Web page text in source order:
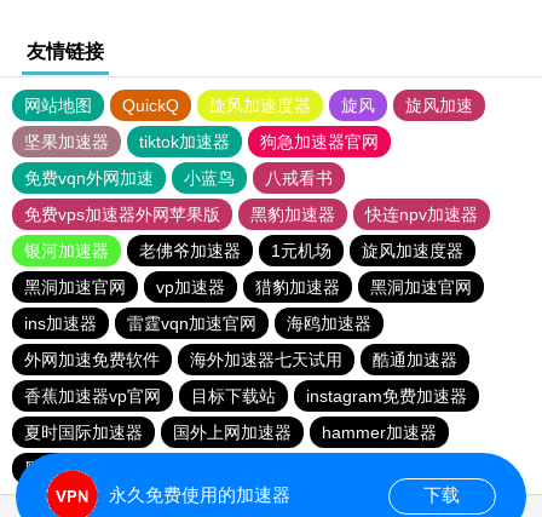
友情链接
网站地图 QuickQ 旋风加速度器 旋风
旋风加速
坚果加速器
tiktok加速器
狗急加速器官网
免费vqn外网加速
小蓝鸟
八戒看书
免费vps加速器外网苹果版
黑豹加速器
快连npv加速器
银河加速器
老佛爷加速器 1元机场
旋风加速度器
黑洞加速官网
vp加速器 猎豹加速器
黑洞加速官网
ins加速器
雷霆vqn加速官网
海鸥加速器
外网加速免费软件
海外加速器七天试用
酷通加速器
香蕉加速器vp官网
目标下载站
instagram免费加速器
夏时国际加速器
国外上网加速器
hammer加速器
黑洞加速官网
永久免费使用的加速器 下载